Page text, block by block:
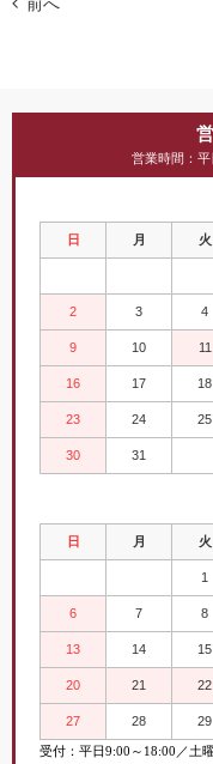
前へ
営業時間：
日 月 火
2 3 4
9 10 11
16 17 18
23 24 25
30 31
日 月 火
1
6 7 8
13 14 15
20 21 22
27 28 29
受付：平日9:00 ～ 18:00／土